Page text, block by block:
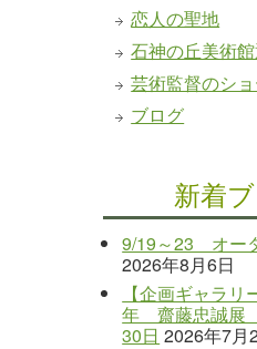
恋人の聖地
石神の丘美術
芸術監督のシ
ブログ
新着
9/19～23 オー
2026年8月6日
【企画ギャラリ
年 齋藤忠誠展
30日 2026年7月